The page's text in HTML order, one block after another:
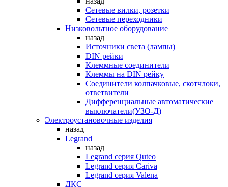
Сетевые вилки, розетки
Сетевые переходники
Низковольтное оборудование
назад
Источники света (лампы)
DIN рейки
Клеммные соединители
Клеммы на DIN рейку
Соединители колпачковые, скотчлоки,
ответвители
Дифференциальные автоматические
выключатели(УЗО-Д)
Электроустановочные изделия
назад
Legrand
назад
Legrand серия Quteo
Legrand серия Cariva
Legrand серия Valena
ДКС